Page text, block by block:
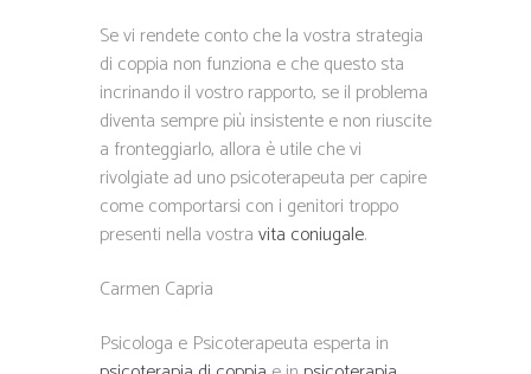
Se vi rendete conto che la vostra strategia
di coppia non funziona e che questo sta
incrinando il vostro rapporto, se il problema
diventa sempre più insistente e non riuscite
a fronteggiarlo, allora è utile che vi
rivolgiate ad uno psicoterapeuta per capire
come comportarsi con i genitori troppo
presenti nella vostravita coniugale.
Carmen Capria
Psicologa e Psicoterapeuta esperta in